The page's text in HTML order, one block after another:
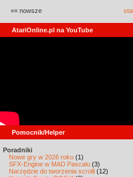
«« nowsze
AtariOnline.pl na YouTube
Pomocnik/Helper
Poradniki
Nowe gry w 2026 roku (1)
SFX-Engine w MAD Pascalu (3)
Narzędzie do tworzenia scrolli (12)